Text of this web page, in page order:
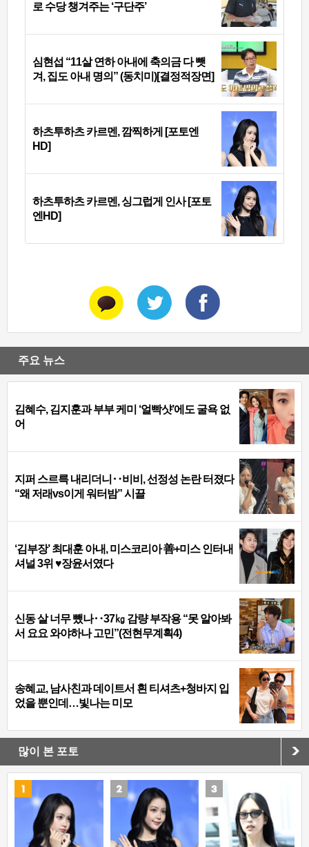
로 수당 챙겨주는 ‘구단주’
심현섭 “11살 연하 아내에 축의금 다 뺏
겨, 집도 아내 명의” (동치미)[결정적장면]
하츠투하츠 카르멘, 깜찍하게 [포토엔
HD]
하츠투하츠 카르멘, 싱그럽게 인사 [포토
엔HD]
주요 뉴스
김혜수, 김지훈과 부부 케미 ‘얼빡샷’에도 굴욕 없
어
지퍼 스르륵 내리더니‥비비, 선정성 논란 터졌다
“왜 저래vs이게 워터밤” 시끌
‘김부장’ 최대훈 아내, 미스코리아 善+미스 인터내
셔널 3위 ♥장윤서였다
신동 살 너무 뺐나‥37㎏ 감량 부작용 “못 알아봐
서 요요 와야하나 고민”(전현무계획4)
송혜교, 남사친과 데이트서 흰 티셔츠+청바지 입
었을 뿐인데…빛나는 미모
많이 본 포토